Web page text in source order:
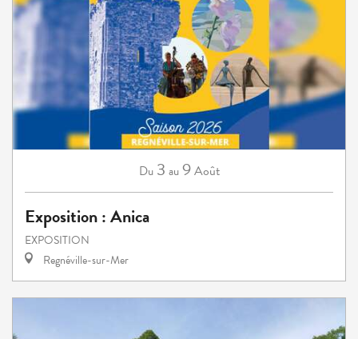
Du 3 au 9Août
Exposition : Anica
EXPOSITION
Regnéville-sur-Mer